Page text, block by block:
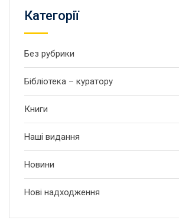
Категорії
Без рубрики
Бібліотека – куратору
Книги
Наші видання
Новини
Нові надходження